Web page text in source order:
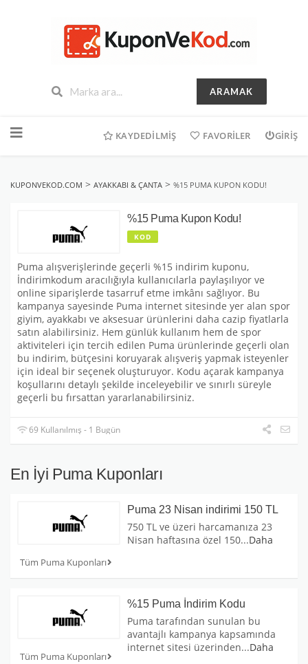
ARAMAK
geç
KAYDEDILMIŞ FAVORILER GIRIŞ
KUPONVEKOD.COM > AYAKKABI & ÇANTA > %15 PUMA KUPON KODU!
%15 Puma Kupon Kodu!
KOD
Puma alışverişlerinde geçerli %15 indirim kuponu,
İndirimkodum aracılığıyla kullanıcılarla paylaşılıyor ve
online siparişlerde tasarruf etme imkânı sağlıyor. Bu
kampanya sayesinde Puma internet sitesinde yer alan spor
giyim, ayakkabı ve aksesuar ürünlerini daha cazip fiyatlarla
satın alabilirsiniz. Hem günlük kullanım hem de spor
aktiviteleri için tercih edilen Puma ürünlerinde geçerli olan
bu indirim, bütçesini koruyarak alışveriş yapmak isteyenler
için ideal bir seçenek oluşturuyor. Kodu açarak kampanya
koşullarını detaylı şekilde inceleyebilir ve sınırlı süreyle
geçerli bu fırsattan yararlanabilirsiniz.
69 Kullanılmış - 1 Bugün
En İyi Puma Kuponları
Tüm Puma Kuponları
Puma 23 Nisan indirimi 150 TL
750 TL ve üzeri harcamanıza 23
Nisan haftasına özel 150...Daha
Tüm Puma Kuponları
%15 Puma İndirim Kodu
Puma tarafından sunulan bu
avantajlı kampanya kapsamında
internet sitesi üzerinden...Daha